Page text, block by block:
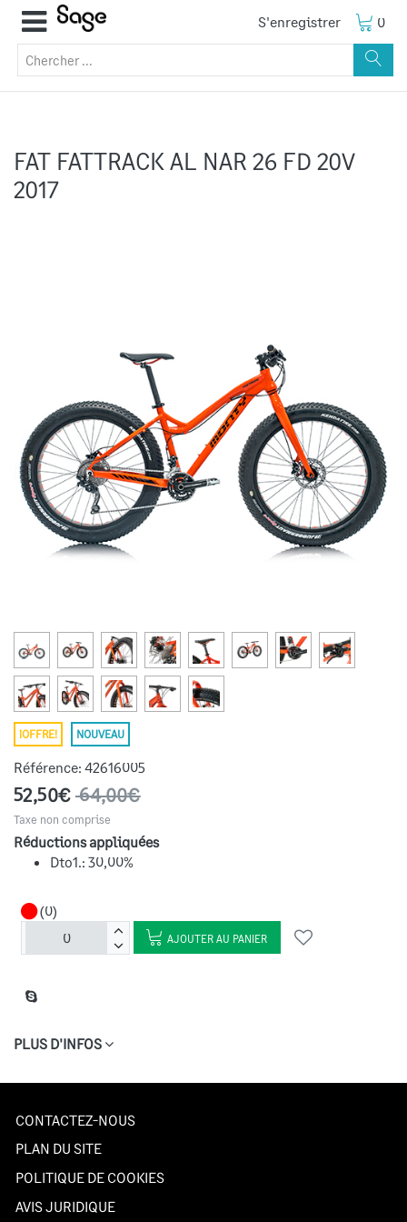
S'enregistrer 0
FAT FATTRACK AL NAR 26 FD 20V
2017
¡OFFRE! NOUVEAU
Référence: 42616005
52,50€ 64,00€
Taxe non comprise
Réductions appliquées
Dto1.: 30,00%
(0)
AJOUTER AU PANIER
PLUS D'INFOS
CONTACTEZ-NOUS
PLAN DU SITE
POLITIQUE DE COOKIES
AVIS JURIDIQUE